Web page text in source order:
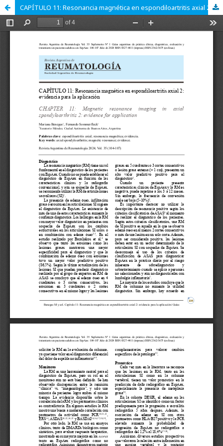
CAPÍTULO 11: Resonancia magnética en espondiloartritis axial 2: evidencia para la aplicación